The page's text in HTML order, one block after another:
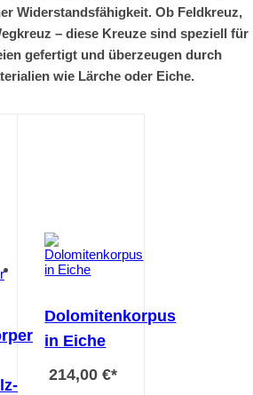
Widerstandsfähigkeit. Ob Feldkreuz,
– diese Kreuze sind speziell für
gefertigt und überzeugen durch
wie Lärche oder Eiche.
Dolomitenkorpus
in Eiche
214,00 €*